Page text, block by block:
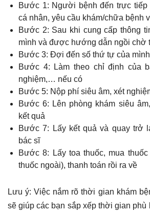
Bước 1: Người bệnh đến trực tiếp
cá nhân, yêu cầu khám/chữa bệnh
Bước 2: Sau khi cung cấp thông
mình và được hướng dẫn ngồi chờ
Bước 3: Đợi đến số thứ tự của
Bước 4: Làm theo chỉ định của
nghiệm,… nếu có
Bước 5: Nộp phí siêu âm, xét
Bước 6: Lên phòng khám siêu
kết quả
Bước 7: Lấy kết quả và quay trở
bác sĩ
Bước 8: Lấy toa thuốc, mua
thuốc ngoài), thanh toán rồi ra về
Lưu ý: Việc nắm rõ thời gian khám
sẽ giúp các bạn sắp xếp thời gian phù